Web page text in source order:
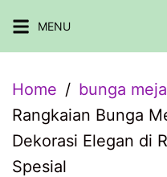
to
MENU
Home
bunga meja
Rangkaian Bunga
Dekorasi Elegan di
Spesial